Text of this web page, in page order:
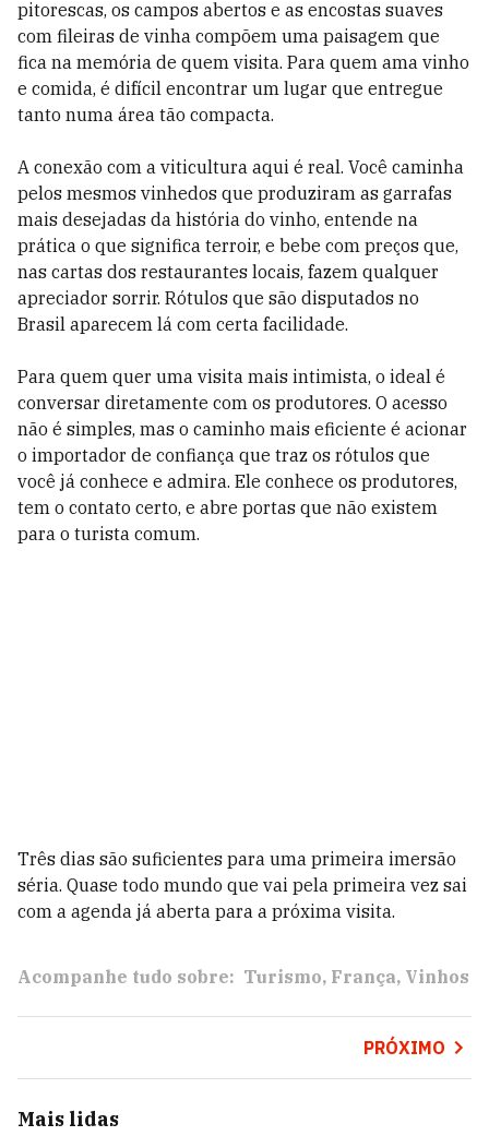
pitorescas, os campos abertos e as encostas suaves
com fileiras de vinha compõem uma paisagem que
fica na memória de quem visita. Para quem ama vinho
e comida, é difícil encontrar um lugar que entregue
tanto numa área tão compacta.
A conexão com a viticultura aqui é real. Você caminha
pelos mesmos vinhedos que produziram as garrafas
mais desejadas da história do vinho, entende na
prática o que significa terroir, e bebe com preços que,
nas cartas dos restaurantes locais, fazem qualquer
apreciador sorrir. Rótulos que são disputados no
Brasil aparecem lá com certa facilidade.
Para quem quer uma visita mais intimista, o ideal é
conversar diretamente com os produtores. O acesso
não é simples, mas o caminho mais eficiente é acionar
o importador de confiança que traz os rótulos que
você já conhece e admira. Ele conhece os produtores,
tem o contato certo, e abre portas que não existem
para o turista comum.
Três dias são suficientes para uma primeira imersão
séria. Quase todo mundo que vai pela primeira vez sai
com a agenda já aberta para a próxima visita.
Acompanhe tudo sobre: Turismo França Vinhos
PRÓXIMO
Mais lidas